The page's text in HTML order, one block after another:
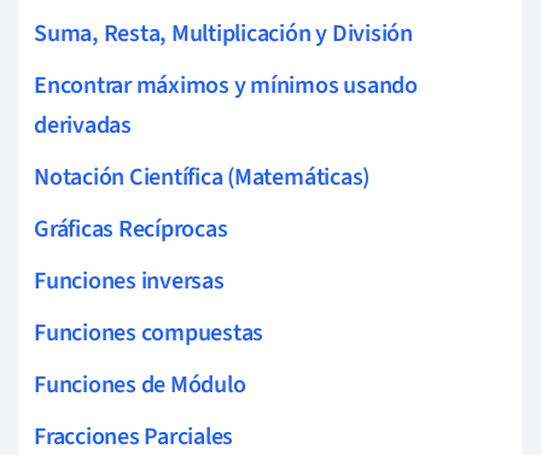
Suma, Resta, Multiplicación y División
Encontrar máximos y mínimos usando
derivadas
Notación Científica (Matemáticas)
Gráficas Recíprocas
Funciones inversas
Funciones compuestas
Funciones de Módulo
Fracciones Parciales